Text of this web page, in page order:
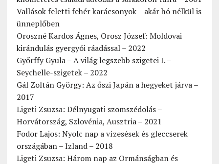
Vallások feletti fehér karácsonyok – akár hó nélkül is
ünneplőben
Oroszné Kardos Ágnes, Orosz József: Moldovai
kirándulás gyergyói ráadással – 2022
Győrffy Gyula – A világ legszebb szigetei I. –
Seychelle-szigetek – 2022
Gál Zoltán György: Az őszi Japán a hegyeket járva –
2017
Ligeti Zsuzsa: Délnyugati szomszédolás –
Horvátország, Szlovénia, Ausztria – 2021
Fodor Lajos: Nyolc nap a vízesések és gleccserek
országában – Izland – 2018
Ligeti Zsuzsa: Három nap az Ormánságban és